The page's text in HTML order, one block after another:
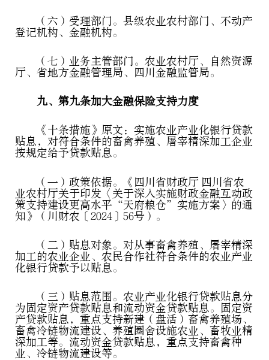
（六）受理部门。县级农业农村部门、不动产
登记机构、金融机构。
（七）业务主管部门。农业农村厅、自然资源
厅、省地方金融管理局、四川金融监管局。
九、第九条加大金融保险支持力度
《十条措施》原文：实施农业产业化银行贷款
贴息，对符合条件的畜禽养殖、屠宰精深加工企业
按规定给予贷款贴息。
（一）政策依据。《四川省财政厅 四川省农
业农村厅关于印发〈关于深入实施财政金融互动政
策支持建设更高水平“天府粮仓”实施方案〉的通
知》（川财农〔2024〕56号）。
（二）贴息对象。对从事畜禽养殖、屠宰精深
加工的农业企业、农民合作社符合条件的农业产业
化银行贷款予以贴息。
（三）贴息范围。农业产业化银行贷款贴息分
为固定资产贷款贴息和流动资金贷款贴息。固定资
产贷款贴息，重点支持新建（盘活）畜禽养殖场、
畜禽冷链物流建设、养殖圈舍设施农业、畜牧业精
深加工等。流动资金贷款贴息，重点支持畜禽种
业、冷链物流建设等。